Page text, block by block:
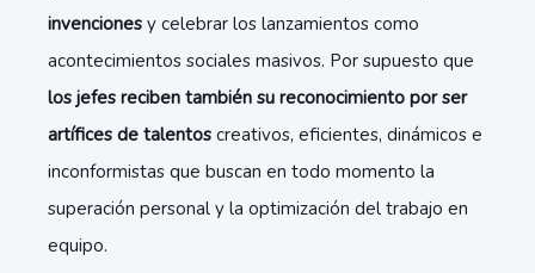
invenciones y celebrar los lanzamientos como
acontecimientos sociales masivos. Por supuesto que
los jefes reciben también su reconocimiento por ser
artífices de talentos creativos, eficientes, dinámicos e
inconformistas que buscan en todo momento la
superación personal y la optimización del trabajo en
equipo.